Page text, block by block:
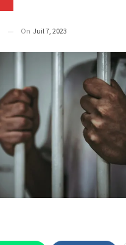
On Juil 7, 2023